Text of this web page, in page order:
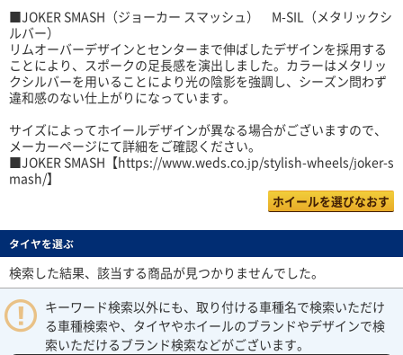
■JOKER SMASH（ジョーカー スマッシュ） M-SIL（メタリックシ
ルバー）
リムオーバーデザインとセンターまで伸ばしたデザインを採用する
ことにより、スポークの足長感を演出しました。カラーはメタリッ
クシルバーを用いることにより光の陰影を強調し、シーズン問わず
違和感のない仕上がりになっています。
サイズによってホイールデザインが異なる場合がございますので、
メーカーページにて詳細をご確認ください。
■JOKER SMASH【https://www.weds.co.jp/stylish-wheels/joker-s
mash/】
ホイールを選びなおす
タイヤを選ぶ
検索した結果、該当する商品が見つかりませんでした。
キーワード検索以外にも、取り付ける車種名で検索いただけ
る車種検索や、タイヤやホイールのブランドやデザインで検
索いただけるブランド検索などがございます。